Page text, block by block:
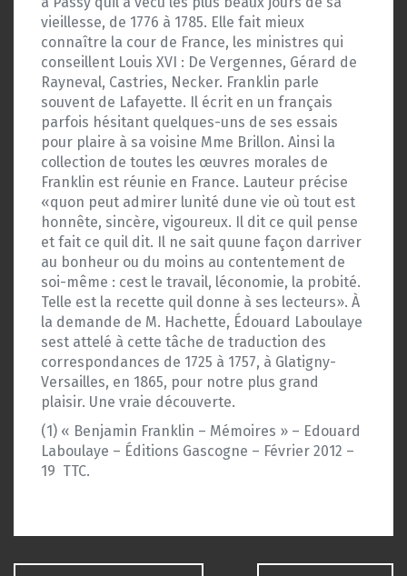
vieillesse, de 1776 à 1785. Elle fait mieux
connaître la cour de France, les ministres qui
conseillent Louis XVI : De Vergennes, Gérard de
Rayneval, Castries, Necker. Franklin parle
souvent de Lafayette. Il écrit en un français
parfois hésitant quelques-uns de ses essais
pour plaire à sa voisine Mme Brillon. Ainsi la
collection de toutes les œuvres morales de
Franklin est réunie en France. Lauteur précise
«quon peut admirer lunité dune vie où tout est
honnête, sincère, vigoureux. Il dit ce quil pense
et fait ce quil dit. Il ne sait quune façon darriver
au bonheur ou du moins au contentement de
soi-même : cest le travail, léconomie, la probité.
Telle est la recette quil donne à ses lecteurs». À
la demande de M. Hachette, Édouard Laboulaye
sest attelé à cette tâche de traduction des
correspondances de 1725 à 1757, à Glatigny-
Versailles, en 1865, pour notre plus grand
plaisir. Une vraie découverte.
(1) « Benjamin Franklin – Mémoires » – Edouard
Laboulaye – Éditions Gascogne – Février 2012 –
19  TTC.